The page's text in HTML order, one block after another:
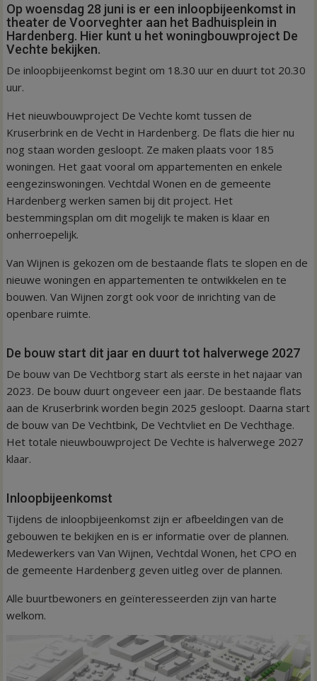
Op woensdag 28 juni is er een inloopbijeenkomst in
theater de Voorveghter aan het Badhuisplein in
Hardenberg. Hier kunt u het woningbouwproject De
Vechte bekijken.
De inloopbijeenkomst begint om 18.30 uur en duurt tot 20.30
uur.
Het nieuwbouwproject De Vechte komt tussen de
Kruserbrink en de Vecht in Hardenberg. De flats die hier nu
nog staan worden gesloopt. Ze maken plaats voor 185
woningen. Het gaat vooral om appartementen en enkele
eengezinswoningen. Vechtdal Wonen en de gemeente
Hardenberg werken samen bij dit project. Het
bestemmingsplan om dit mogelijk te maken is klaar en
onherroepelijk.
Van Wijnen is gekozen om de bestaande flats te slopen en de
nieuwe woningen en appartementen te ontwikkelen en te
bouwen. Van Wijnen zorgt ook voor de inrichting van de
openbare ruimte.
De bouw start dit jaar en duurt tot halverwege 2027
De bouw van De Vechtborg start als eerste in het najaar van
2023. De bouw duurt ongeveer een jaar. De bestaande flats
aan de Kruserbrink worden begin 2025 gesloopt. Daarna start
de bouw van De Vechtbink, De Vechtvliet en De Vechthage.
Het totale nieuwbouwproject De Vechte is halverwege 2027
klaar.
Inloopbijeenkomst
Tijdens de inloopbijeenkomst zijn er afbeeldingen van de
gebouwen te bekijken en is er informatie over de plannen.
Medewerkers van Van Wijnen, Vechtdal Wonen, het CPO en
de gemeente Hardenberg geven uitleg over de plannen.
Alle buurtbewoners en geïnteresseerden zijn van harte
welkom.